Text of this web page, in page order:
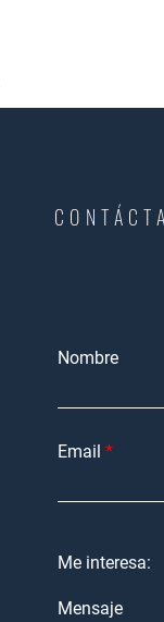
Nombre
Email
Me interesa:
Mensaje